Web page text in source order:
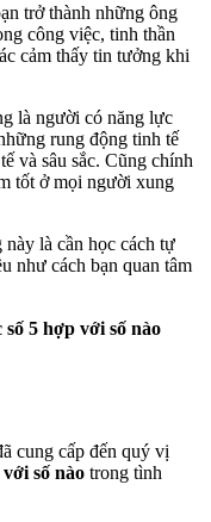
trở thành những ông
công việc, tinh thần
cảm thấy tin tưởng khi
là người có năng lực
rung động tinh tế
và sâu sắc. Cũng chính
tốt ở mọi người xung
là cần học cách tự
như cách bạn quan tâm
số 5 hợp với số nào
cung cấp đến quý vị
số nào trong tình